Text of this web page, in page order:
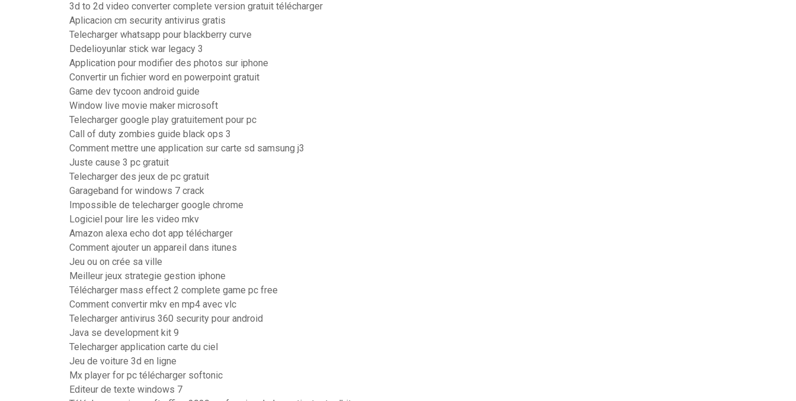
3d to 2d video converter complete version gratuit télécharger
Aplicacion cm security antivirus gratis
Telecharger whatsapp pour blackberry curve
Dedelioyunlar stick war legacy 3
Application pour modifier des photos sur iphone
Convertir un fichier word en powerpoint gratuit
Game dev tycoon android guide
Window live movie maker microsoft
Telecharger google play gratuitement pour pc
Call of duty zombies guide black ops 3
Comment mettre une application sur carte sd samsung j3
Juste cause 3 pc gratuit
Telecharger des jeux de pc gratuit
Garageband for windows 7 crack
Impossible de telecharger google chrome
Logiciel pour lire les video mkv
Amazon alexa echo dot app télécharger
Comment ajouter un appareil dans itunes
Jeu ou on crée sa ville
Meilleur jeux strategie gestion iphone
Télécharger mass effect 2 complete game pc free
Comment convertir mkv en mp4 avec vlc
Telecharger antivirus 360 security pour android
Java se development kit 9
Telecharger application carte du ciel
Jeu de voiture 3d en ligne
Mx player for pc télécharger softonic
Editeur de texte windows 7